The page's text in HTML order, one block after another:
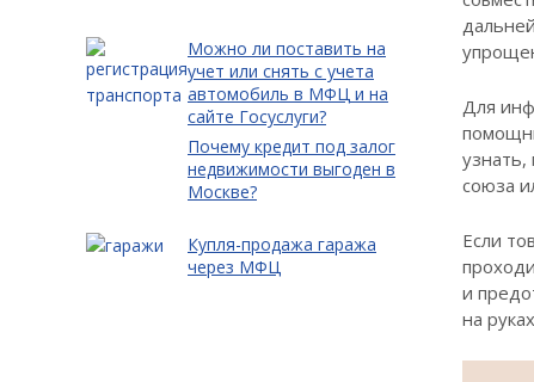
Для
союза
Если
и
на
Можно ли поставить на
учет или снять с учета
автомобиль в МФЦ и на
сайте Госуслуги?
Почему кредит под залог
недвижимости выгоден в
Москве?
Купля-продажа гаража
через МФЦ